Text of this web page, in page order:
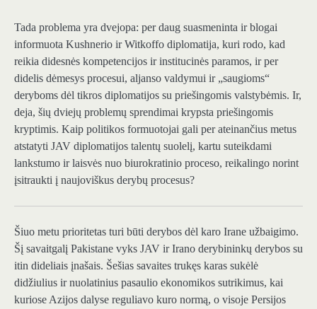
Tada problema yra dvejopa: per daug suasmeninta ir blogai
informuota Kushnerio ir Witkoffo diplomatija, kuri rodo, kad
reikia didesnės kompetencijos ir institucinės paramos, ir per
didelis dėmesys procesui, aljanso valdymui ir „saugioms“
deryboms dėl tikros diplomatijos su priešingomis valstybėmis. Ir,
deja, šių dviejų problemų sprendimai krypsta priešingomis
kryptimis. Kaip politikos formuotojai gali per ateinančius metus
atstatyti JAV diplomatijos talentų suolelį, kartu suteikdami
lankstumo ir laisvės nuo biurokratinio proceso, reikalingo norint
įsitraukti į naujoviškus derybų procesus?
Šiuo metu prioritetas turi būti derybos dėl karo Irane užbaigimo.
Šį savaitgalį Pakistane vyks JAV ir Irano derybininkų derybos su
itin dideliais įnašais. Šešias savaites trukęs karas sukėlė
didžiulius ir nuolatinius pasaulio ekonomikos sutrikimus, kai
kuriose Azijos dalyse reguliavo kuro normą, o visoje Persijos